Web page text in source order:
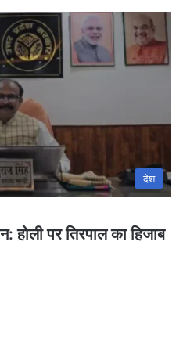
देश
होली पर तिरपाल का हिजाब